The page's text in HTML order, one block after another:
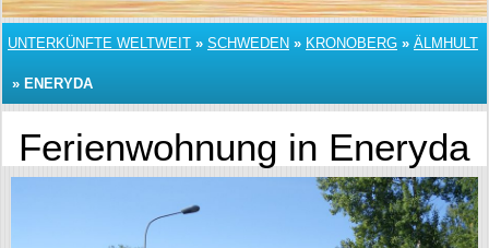
UNTERKÜNFTE WELTWEIT » SCHWEDEN » KRONOBERG » ÄLMHULT
» ENERYDA
Ferienwohnung in Eneryda